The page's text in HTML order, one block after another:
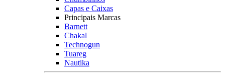
Capas e Caixas
Principais Marcas
Barnett
Chakal
Technogun
Tuareg
Nautika